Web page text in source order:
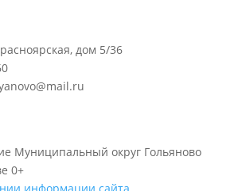
дом 5/36
Муниципальный округ Гольяново
0+